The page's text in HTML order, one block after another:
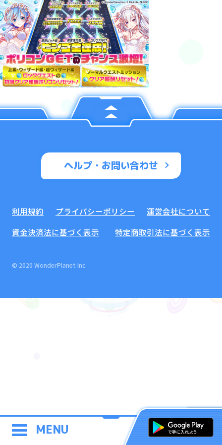
MENU
ヘルプ・お問い合わせ
利用規約 プライバシーポリシー
運営会社について
資金決済法に基づく表示
特定商取引法に基づく表示
© 2020 WonderPlanet Inc.